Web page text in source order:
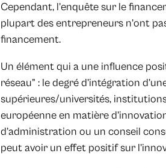
Cependant, l’enquête sur le
plupart des entrepreneurs n’ont
financement.
Un élément qui a une influence
réseau” : le degré d’intégration
supérieures/universités,
européenne en matière
d’administration ou un conseil
peut avoir un effet positif sur